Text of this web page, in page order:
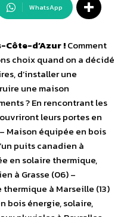
WhatsApp
Côte-d’Azur !Comment
choix quand on a décidé
d’installer une
une maison
? En rencontrant les
leurs portes en
Maison équipée en bois
puits canadien à
en solaire thermique,
à Grasse (06) –
à Marseille (13)
bois énergie, solaire,